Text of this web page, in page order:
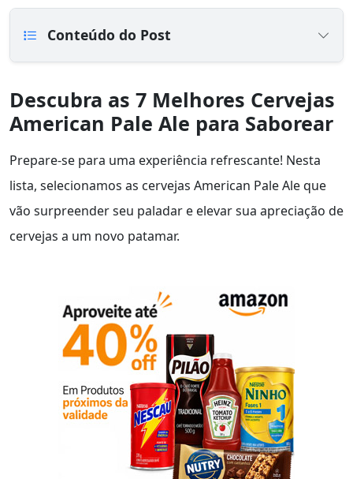
Conteúdo do Post
Descubra as 7 Melhores Cervejas
American Pale Ale para Saborear
Prepare-se para uma experiência refrescante! Nesta
lista, selecionamos as cervejas American Pale Ale que
vão surpreender seu paladar e elevar sua apreciação de
cervejas a um novo patamar.